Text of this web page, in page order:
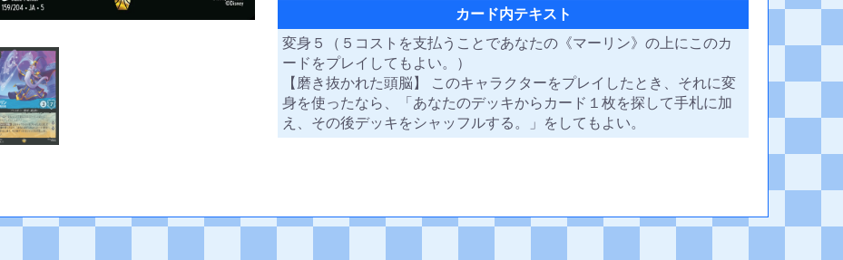
カード内テキスト
変身５（５コストを支払うことであなたの《マーリン》の上にこのカ
ードをプレイしてもよい。）
【磨き抜かれた頭脳】 このキャラクターをプレイしたとき、それに変
身を使ったなら、「あなたのデッキからカード１枚を探して手札に加
え、その後デッキをシャッフルする。」をしてもよい。